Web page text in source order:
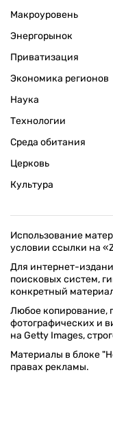
Макроуровень
Энергорынок
Приватизация
Экономика регионов
Наука
Технологии
Среда обитания
Церковь
Культура
Использование
условии ссылки на
Для интернет-
поисковых систем,
конкретный
Любое копирование,
фотографических и
на Getty Images,
Материалы в блоке
правах рекламы.
© 1994–2026 «ЗЕРКАЛО